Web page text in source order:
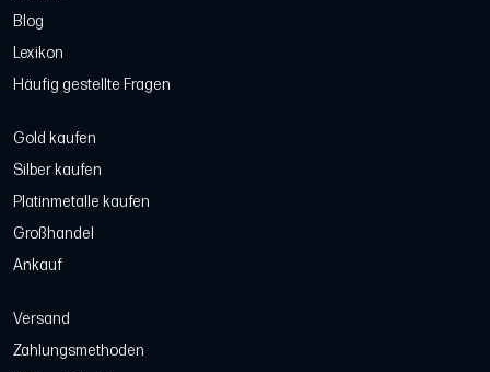
Blog
Lexikon
Häufig gestellte Fragen
Gold kaufen
Silber kaufen
Platinmetalle kaufen
Großhandel
Ankauf
Versand
Zahlungsmethoden